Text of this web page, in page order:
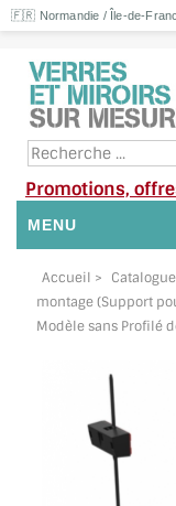
🇫🇷 Normandie / Île-de-
Promotions,
MENU
NOUS
MON COMPTE /
DEMANDE DE
SUIVI DE DEVIS
SUIVI DE
Accueil > Catalogue
montage (Support
Modèle sans Profilé